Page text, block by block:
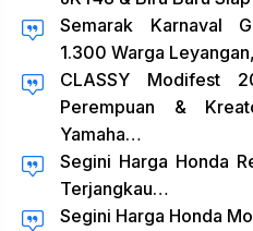
Semarak Karnaval
1.300 Warga
CLASSY Modifest
Perempuan &
Yamaha…
Segini Harga Honda
Terjangkau…
Segini Harga Honda